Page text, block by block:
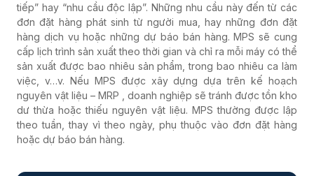
tiếp” hay “nhu cầu độc lập”. Những nhu cầu này đến từ các
đơn đặt hàng phát sinh từ người mua, hay những đơn đặt
hàng dịch vụ hoặc những dự báo bán hàng. MPS sẽ cung
cấp lịch trình sản xuất theo thời gian và chỉ ra mỗi máy có thể
sản xuất được bao nhiêu sản phẩm, trong bao nhiêu ca làm
việc, v…v. Nếu MPS được xây dựng dựa trên kế hoạch
nguyên vật liệu – MRP , doanh nghiệp sẽ tránh được tồn kho
dư thừa hoặc thiếu nguyên vật liệu. MPS thường được lập
theo tuần, thay vì theo ngày, phụ thuộc vào đơn đặt hàng
hoặc dự báo bán hàng.